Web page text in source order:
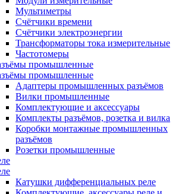
Мультиметры
Счётчики времени
Счётчики электроэнергии
Трансформаторы тока измерительные
Частотомеры
промышленные
промышленные
Адаптеры промышленных разъёмов
Вилки промышленные
Комплектующие и аксессуары
Комплекты разъёмов, розетка и вилка
Коробки монтажные промышленных
разъёмов
Розетки промышленные
Катушки дифференциальных реле